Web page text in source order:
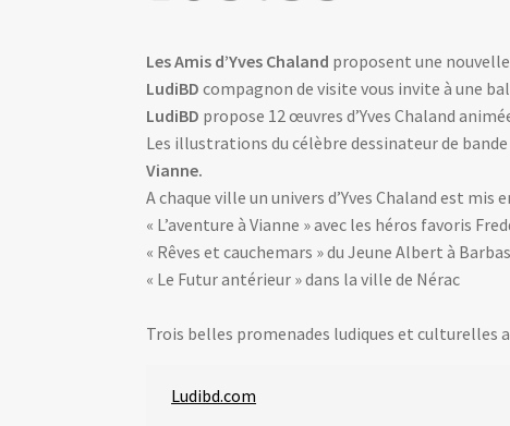
Les Amis d’Yves Chaland proposent une
LudiBD compagnon de visite vous invite à une
LudiBD propose 12 œuvres d’Yves Chaland
Les illustrations du célèbre dessinateur de
Vianne.
A chaque ville un univers d’Yves Chaland est mis
« L’aventure à Vianne » avec les héros favoris
« Rêves et cauchemars » du Jeune Albert à
« Le Futur antérieur » dans la ville de Nérac
Trois belles promenades ludiques et culturelles
Ludibd.com